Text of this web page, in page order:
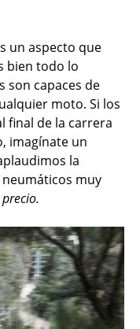
un aspecto que
bien todo lo
son capaces de
moto. Si los
final de la carrera
imagínate un
la
muy